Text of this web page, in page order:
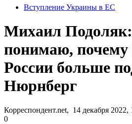
Вступление Украины в ЕС
Михаил
понимаю, почему
России больше
Нюрнберг
Корреспондент.net, 14 декабря 2022,
0